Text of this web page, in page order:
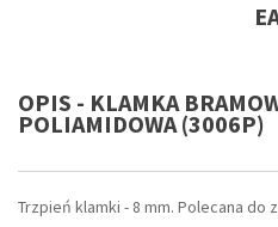
OPIS - KLAMKA
POLIAMIDOWA (3006P)
Trzpień klamki - 8 mm. Polecana do